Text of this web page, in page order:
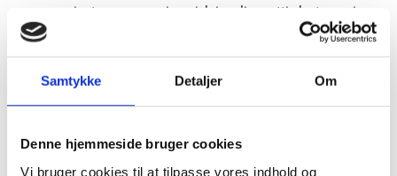
Samtykke Detaljer Om
Denne hjemmeside bruger cookies
Vi bruger cookies til at tilpasse vores indhold og
cursus, justo purus varius nisl, iaculis mattis lectus enim
quis augue.
APPLY TODAY
COURSE DETAILS